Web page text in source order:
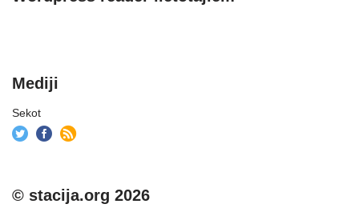
Mediji
Sekot
© stacija.org 2026